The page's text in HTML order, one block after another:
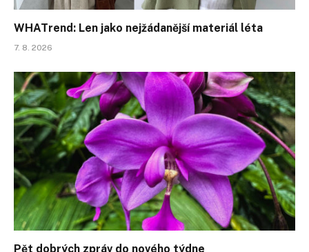
WHATrend: Len jako nejžádanější materiál léta
7. 8. 2026
Pět dobrých zpráv do nového týdne